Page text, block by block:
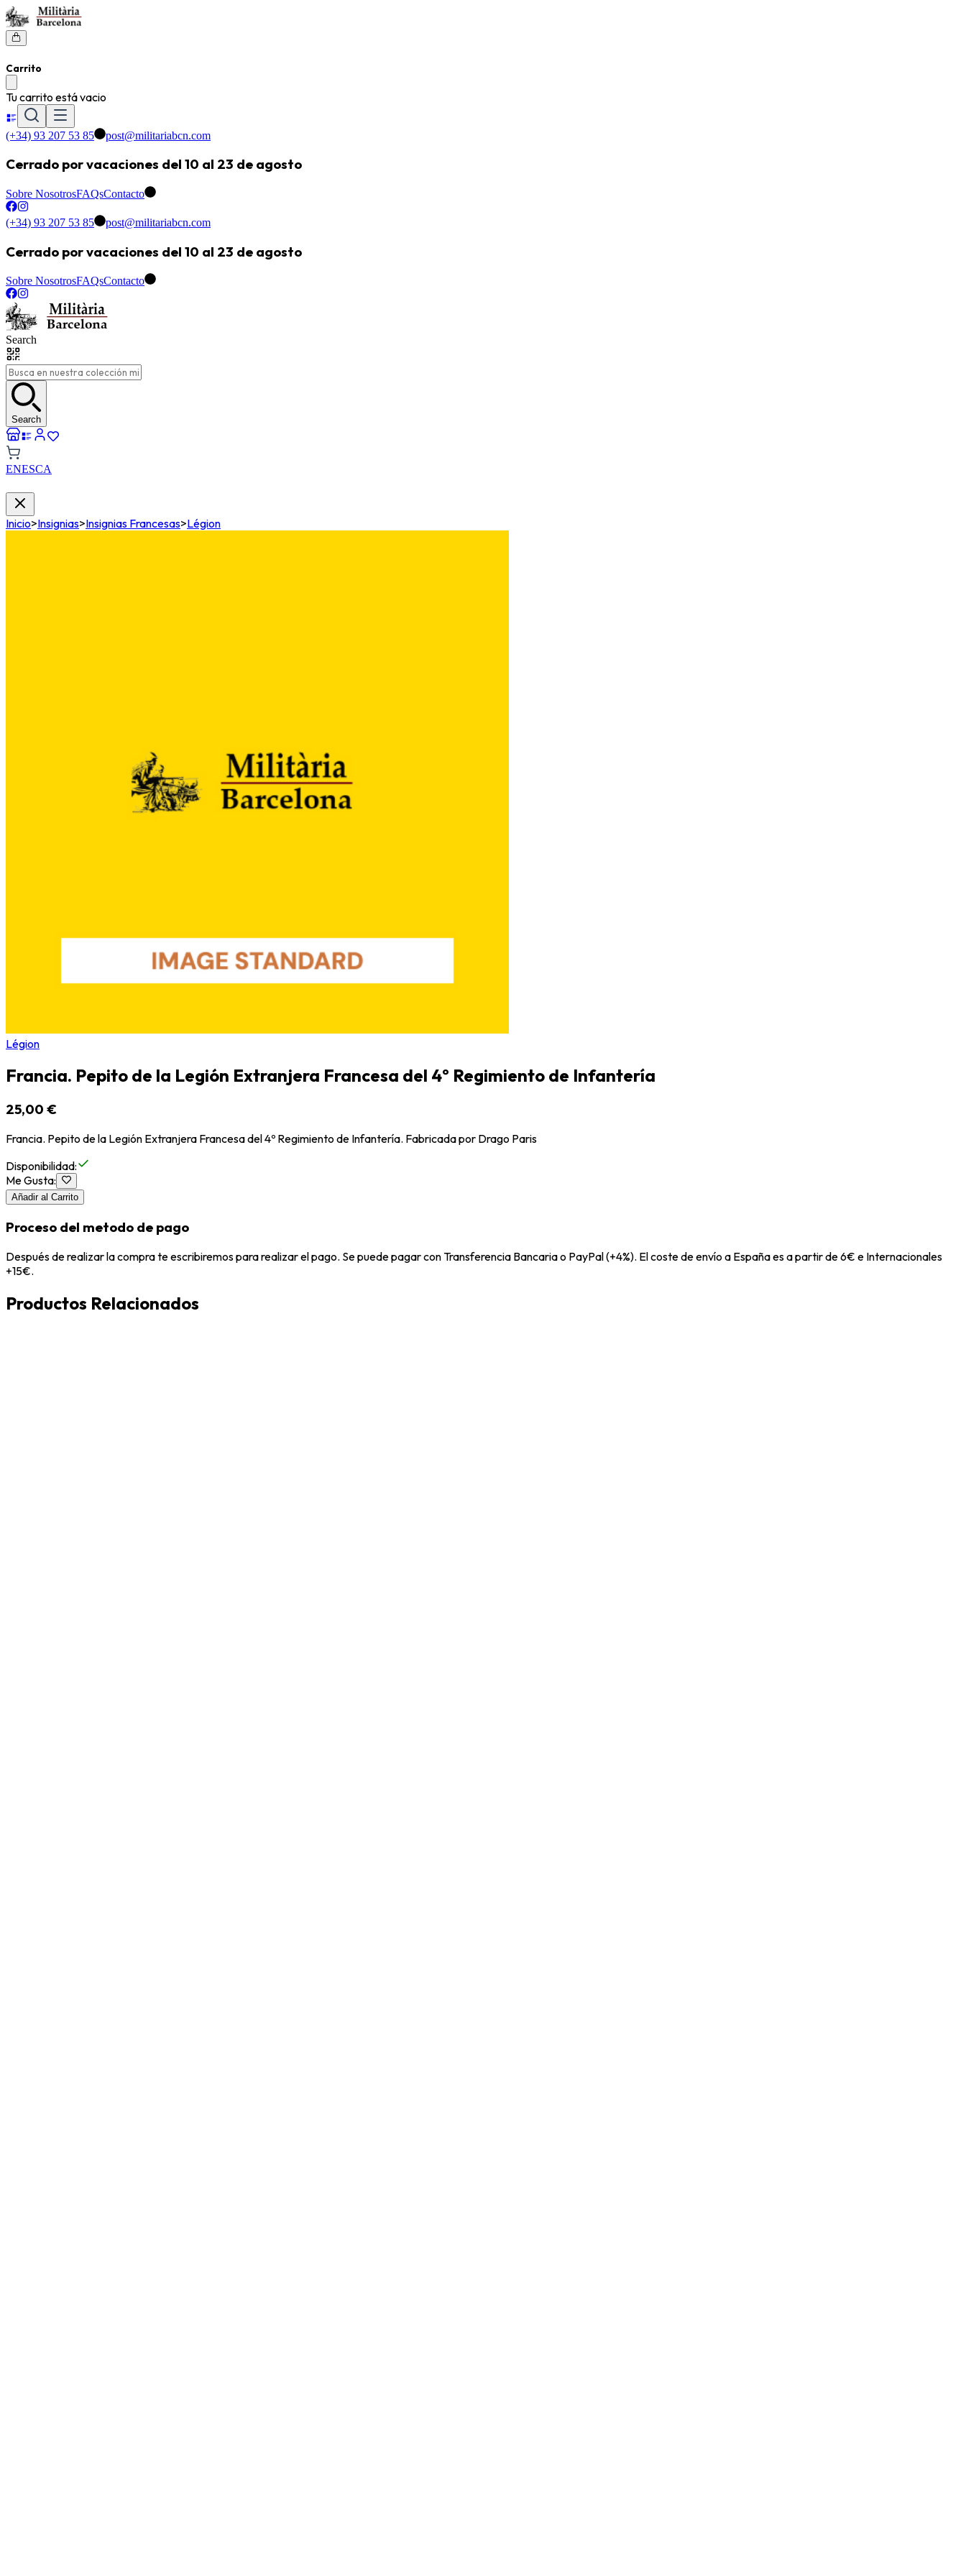
Carrito
Tu carrito está vacio
(+34) 93 207 53 85 post@militariabcn.com
Cerrado por vacaciones del 10 al 23 de agosto
Sobre NosotrosFAQsContacto
(+34) 93 207 53 85 post@militariabcn.com
Cerrado por vacaciones del 10 al 23 de agosto
Sobre NosotrosFAQsContacto
Search
Search
ENESCA
Inicio>Insignias>Insignias Francesas>Légion
Légion
Francia. Pepito de la Legión Extranjera Francesa del 4º Regimiento de Infantería
25,00 €
Francia. Pepito de la Legión Extranjera Francesa del 4º Regimiento de Infantería. Fabricada por Drago Paris
Disponibilidad:
Me Gusta:
Añadir al Carrito
Proceso del metodo de pago
Después de realizar la compra te escribiremos para realizar el pago. Se puede pagar con Transferencia Bancaria o PayPal (+4%). El coste de envío a España es a partir de 6€ e Internacionales
+15€.
Productos Relacionados